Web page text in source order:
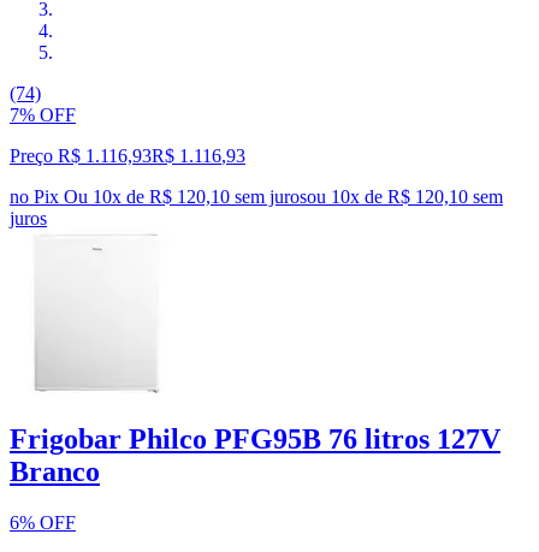
(74)
7% OFF
Preço R$ 1.116,93R$ 1.116,93
no Pix Ou 10x de R$ 120,10 sem jurosou 10x de R$ 120,10 sem
juros
Frigobar Philco PFG95B 76 litros 127V
Branco
6% OFF